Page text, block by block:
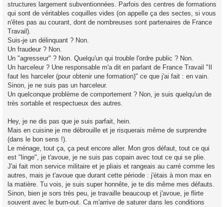
structures largement subventionnées. Parfois des centres de formations
qui sont de véritables coquilles vides (on appelle ça des sectes, si vous
n'êtes pas au courant, dont de nombreuses sont partenaires de France
Travail).
Suis-je un délinquant ? Non.
Un fraudeur ? Non.
Un "agresseur" ? Non. Quelqu'un qui trouble l'ordre public ? Non.
Un harceleur ? Une responsable m'a dit en parlant de France Travail "Il
faut les harceler (pour obtenir une formation)" ce que j'ai fait : en vain.
Sinon, je ne suis pas un harceleur.
Un quelconque problème de comportement ? Non, je suis quelqu'un de
très sortable et respectueux des autres.
Hey, je ne dis pas que je suis parfait, hein.
Mais en cuisine je me débrouille et je risquerais même de surprendre
(dans le bon sens !).
Le ménage, tout ça, ça peut encore aller. Mon gros défaut, tout ce qui
est "linge", je t'avoue, je ne suis pas copain avec tout ce qui se plie.
J'ai fait mon service militaire et je pliais et rangeais au carré comme les
autres, mais je t'avoue que durant cette période : j'étais à mon max en
la matière. Tu vois, je suis super honnête, je te dis même mes défauts.
Sinon, bien je sors très peu, je travaille beaucoup et j'avoue, je flirte
souvent avec le burn-out. Ca m'arrive de saturer dans les conditions